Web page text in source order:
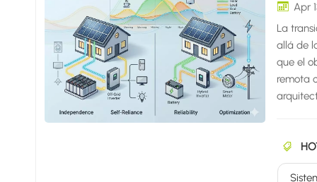
Apr
La
allá de
que el
remota
las
de la
para